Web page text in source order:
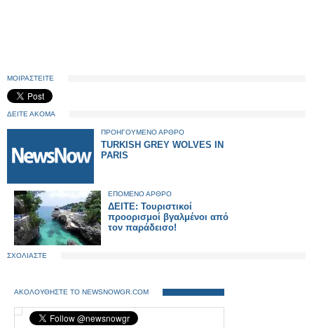
ΜΟΙΡΑΣΤΕΙΤΕ
ΔΕΙΤΕ ΑΚΟΜΑ
ΠΡΟΗΓΟΥΜΕΝΟ ΑΡΘΡΟ
TURKISH GREY WOLVES IN
PARIS
ΕΠΟΜΕΝΟ ΑΡΘΡΟ
ΔΕΙΤΕ: Τουριστικοί
προορισμοί βγαλμένοι από
τον παράδεισο!
ΣΧΟΛΙΑΣΤΕ
ΑΚΟΛΟΥΘΗΣΤΕ ΤΟ NEWSNOWGR.COM